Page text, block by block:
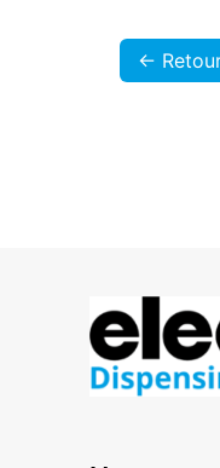
<-